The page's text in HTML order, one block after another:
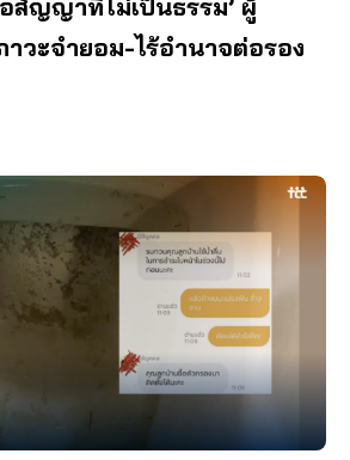
สัญญาที่ไม่เป็นธรรม’ ผู้
าวะจำยอม-ไร้อำนาจต่อรอง